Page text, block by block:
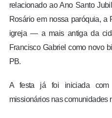
relacionado ao Ano Santo
Rosário em nossa paróquia, a
igreja — a mais antiga da
Francisco Gabriel como novo
PB.
A festa já foi iniciada
missionários nas comunidades